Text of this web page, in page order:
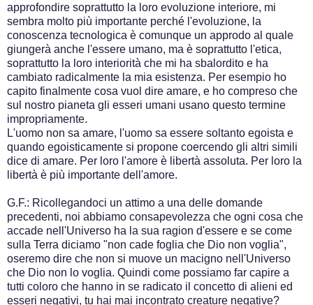
approfondire soprattutto la loro evoluzione interiore, mi
sembra molto più importante perché l'evoluzione, la
conoscenza tecnologica è comunque un approdo al quale
giungerà anche l'essere umano, ma è soprattutto l'etica,
soprattutto la loro interiorità che mi ha sbalordito e ha
cambiato radicalmente la mia esistenza. Per esempio ho
capito finalmente cosa vuol dire amare, e ho compreso che
sul nostro pianeta gli esseri umani usano questo termine
impropriamente.
L'uomo non sa amare, l'uomo sa essere soltanto egoista e
quando egoisticamente si propone coercendo gli altri simili
dice di amare. Per loro l'amore è libertà assoluta. Per loro la
libertà è più importante dell'amore.
G.F.: Ricollegandoci un attimo a una delle domande
precedenti, noi abbiamo consapevolezza che ogni cosa che
accade nell'Universo ha la sua ragion d'essere e se come
sulla Terra diciamo "non cade foglia che Dio non voglia",
oseremo dire che non si muove un macigno nell'Universo
che Dio non lo voglia. Quindi come possiamo far capire a
tutti coloro che hanno in se radicato il concetto di alieni ed
esseri negativi, tu hai mai incontrato creature negative?